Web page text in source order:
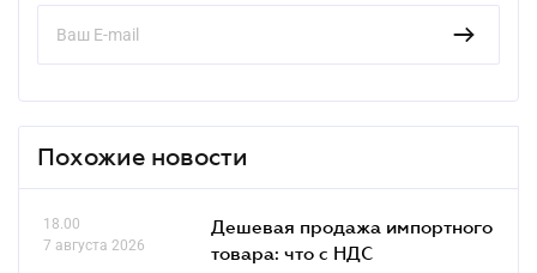
Похожие новости
18.00
7 августа 2026
Дешевая продажа импортного
товара: что c НДС